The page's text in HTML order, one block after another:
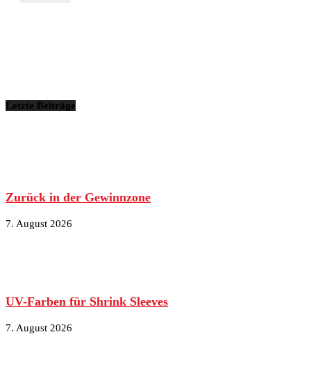
Letzte Beiträge
Zurück in der Gewinnzone
7. August 2026
UV-Farben für Shrink Sleeves
7. August 2026